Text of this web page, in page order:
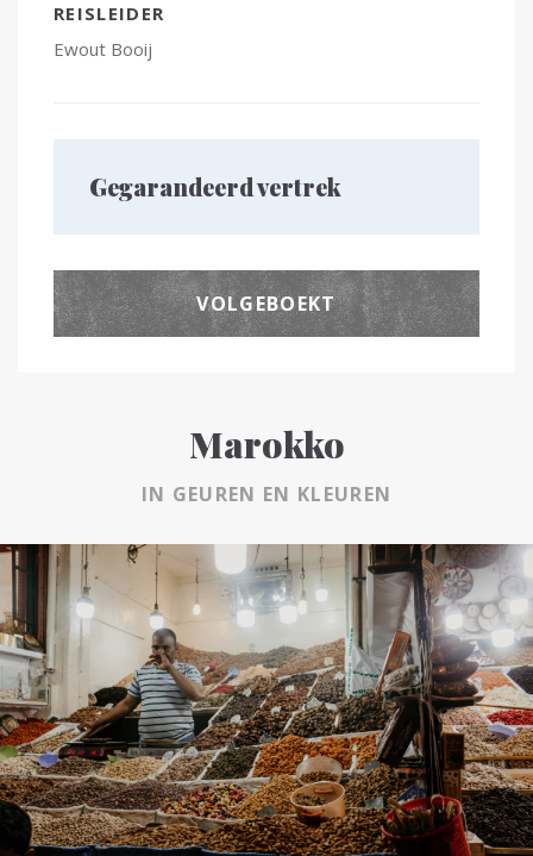
REISLEIDER
Ewout Booij
Gegarandeerd vertrek
VOLGEBOEKT
Marokko
IN GEUREN EN KLEUREN